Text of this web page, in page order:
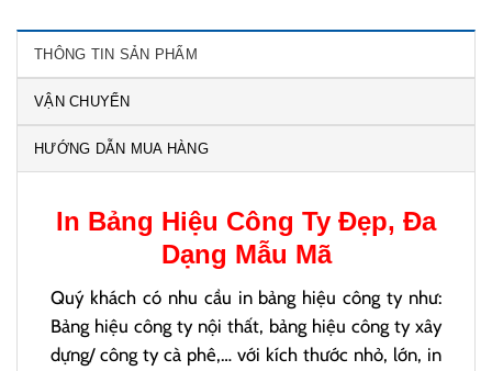
THÔNG TIN SẢN PHẨM
VẬN CHUYỂN
HƯỚNG DẪN MUA HÀNG
In Bảng Hiệu Công Ty Đẹp, Đa
Dạng Mẫu Mã
Quý khách có nhu cầu in bảng hiệu công ty như:
Bảng hiệu công ty nội thất, bảng hiệu công ty xây
dựng/ công ty cà phê,… với kích thước nhỏ, lớn, in